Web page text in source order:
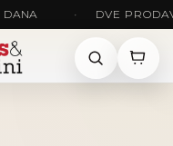
• DVE